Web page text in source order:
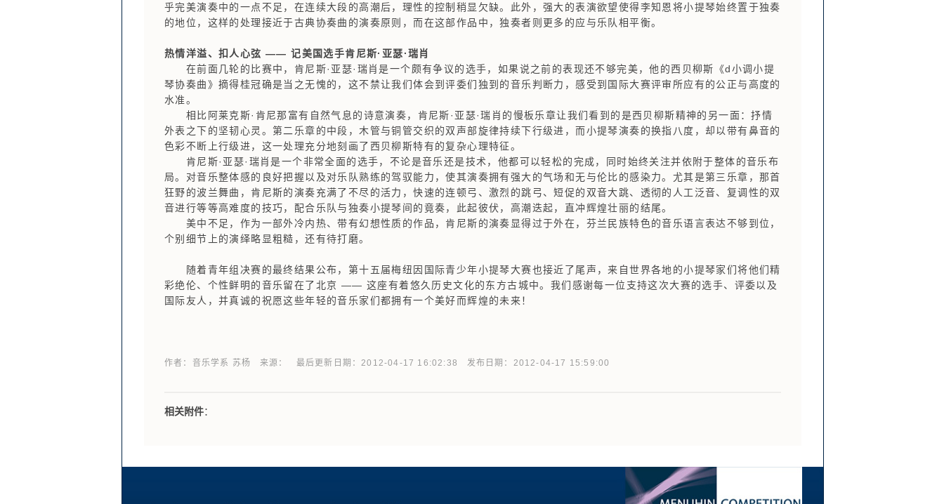
乎完美演奏中的一点不足，在连续大段的高潮后，理性的控制稍显欠缺。此外，强大的表演欲望使得李知恩将小提琴始终置于独奏
的地位，这样的处理接近于古典协奏曲的演奏原则，而在这部作品中，独奏者则更多的应与乐队相平衡。
热情洋溢、扣人心弦 —— 记美国选手肯尼斯·亚瑟·瑞肖
在前面几轮的比赛中，肯尼斯·亚瑟·瑞肖是一个颇有争议的选手，如果说之前的表现还不够完美，他的西贝柳斯《d小调小提
琴协奏曲》摘得桂冠确是当之无愧的，这不禁让我们体会到评委们独到的音乐判断力，感受到国际大赛评审所应有的公正与高度的
水准。
相比阿莱克斯·肯尼那富有自然气息的诗意演奏，肯尼斯·亚瑟·瑞肖的慢板乐章让我们看到的是西贝柳斯精神的另一面：抒情
外表之下的坚韧心灵。第二乐章的中段，木管与铜管交织的双声部旋律持续下行级进，而小提琴演奏的换指八度，却以带有鼻音的
色彩不断上行级进，这一处理充分地刻画了西贝柳斯特有的复杂心理特征。
肯尼斯·亚瑟·瑞肖是一个非常全面的选手，不论是音乐还是技术，他都可以轻松的完成，同时始终关注并依附于整体的音乐布
局。对音乐整体感的良好把握以及对乐队熟练的驾驭能力，使其演奏拥有强大的气场和无与伦比的感染力。尤其是第三乐章，那首
狂野的波兰舞曲，肯尼斯的演奏充满了不尽的活力，快速的连顿弓、激烈的跳弓、短促的双音大跳、透彻的人工泛音、复调性的双
音进行等等高难度的技巧，配合乐队与独奏小提琴间的竟奏，此起彼伏，高潮迭起，直冲辉煌壮丽的结尾。
美中不足，作为一部外冷内热、带有幻想性质的作品，肯尼斯的演奏显得过于外在，芬兰民族特色的音乐语言表达不够到位，
个别细节上的演绎略显粗糙，还有待打磨。
随着青年组决赛的最终结果公布，第十五届梅纽因国际青少年小提琴大赛也接近了尾声，来自世界各地的小提琴家们将他们精
彩绝伦、个性鲜明的音乐留在了北京 —— 这座有着悠久历史文化的东方古城中。我们感谢每一位支持这次大赛的选手、评委以及
国际友人，并真诚的祝愿这些年轻的音乐家们都拥有一个美好而辉煌的未来！
作者：音乐学系 苏杨 来源： 最后更新日期：2012-04-17 16:02:38 发布日期：2012-04-17 15:59:00
相关附件：